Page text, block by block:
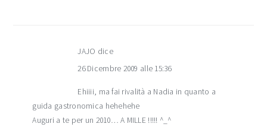
JAJO dice
26 Dicembre 2009 alle 15:36
Ehiiii, ma fai rivalità a Nadia in quanto a
guida gastronomica hehehehe
Auguri a te per un 2010… A MILLE !!!!! ^_^